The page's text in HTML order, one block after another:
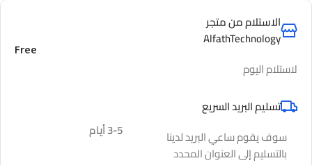
الاستلام من متجر
AlfathTechnology
لاستلام اليوم
Free
تسليم البريد السريع
سوف يقوم ساعي البريد لدينا
بالتسليم إلى العنوان المحدد
3-5 أيام